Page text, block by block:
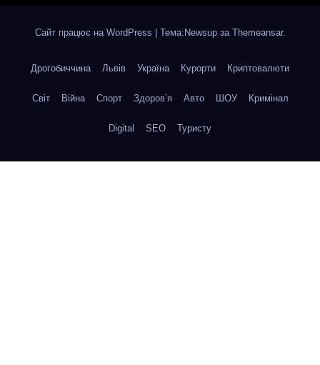
Сайт працює на WordPress Тема:Newsup за Themeansar.
Дрогобиччина Львів Україна Курорти Криптовалюти
Світ Війна Спорт Здоров’я Авто ШОУ Кримінал
Digital SEO Туристу